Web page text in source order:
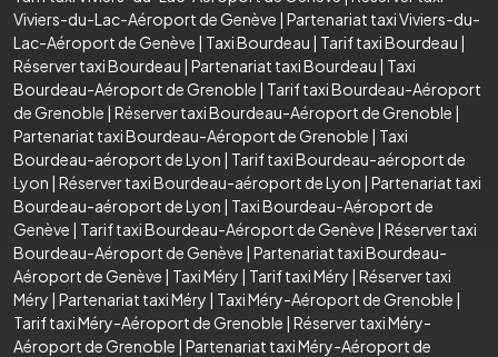
Viviers-du-Lac-Aéroport de Genève | Partenariat taxi Viviers-du-
Lac-Aéroport de Genève | Taxi Bourdeau | Tarif taxi Bourdeau |
Réserver taxi Bourdeau | Partenariat taxi Bourdeau | Taxi
Bourdeau-Aéroport de Grenoble | Tarif taxi Bourdeau-Aéroport
de Grenoble | Réserver taxi Bourdeau-Aéroport de Grenoble |
Partenariat taxi Bourdeau-Aéroport de Grenoble | Taxi
Bourdeau-aéroport de Lyon | Tarif taxi Bourdeau-aéroport de
Lyon | Réserver taxi Bourdeau-aéroport de Lyon | Partenariat taxi
Bourdeau-aéroport de Lyon | Taxi Bourdeau-Aéroport de
Genève | Tarif taxi Bourdeau-Aéroport de Genève | Réserver taxi
Bourdeau-Aéroport de Genève | Partenariat taxi Bourdeau-
Aéroport de Genève | Taxi Méry | Tarif taxi Méry | Réserver taxi
Méry | Partenariat taxi Méry | Taxi Méry-Aéroport de Grenoble |
Tarif taxi Méry-Aéroport de Grenoble | Réserver taxi Méry-
Aéroport de Grenoble | Partenariat taxi Méry-Aéroport de